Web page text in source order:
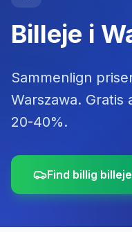
Billeje i
Sammenlign
Warszawa. Gratis
20-40%.
Find billig